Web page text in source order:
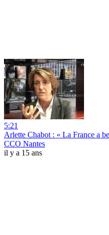
5:21
Arlette Chabot : « La France a
CCO Nantes
il y a 15 ans